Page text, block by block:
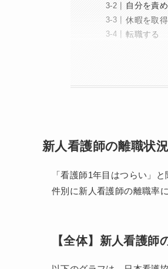
自分を責
休暇を取
転職する
新人看護師の離職状況
「看護師1年目はつらい」
件別に新人看護師の離職率
【全体】新人看護師